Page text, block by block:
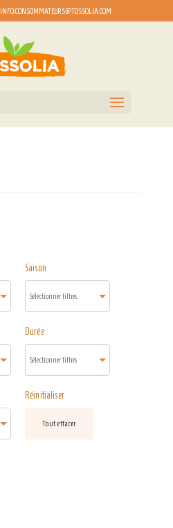
INFO.CONSOMMATEURS@TOSSOLIA.COM
Saison
Durée
Réinitialiser
Tout effacer